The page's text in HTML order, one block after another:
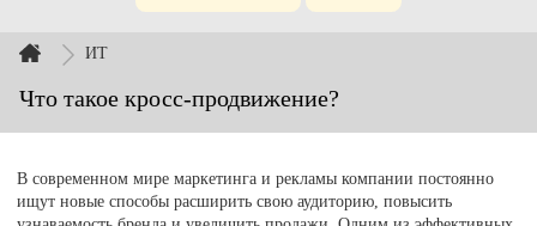
ИТ
Что такое кросс-продвижение?
В современном мире маркетинга и рекламы компании постоянно
ищут новые способы расширить свою аудиторию, повысить